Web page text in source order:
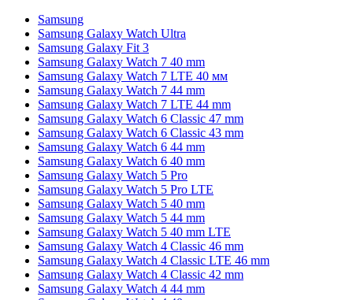
Samsung
Samsung Galaxy Watch Ultra
Samsung Galaxy Fit 3
Samsung Galaxy Watch 7 40 mm
Samsung Galaxy Watch 7 LTE 40 мм
Samsung Galaxy Watch 7 44 mm
Samsung Galaxy Watch 7 LTE 44 mm
Samsung Galaxy Watch 6 Classic 47 mm
Samsung Galaxy Watch 6 Classic 43 mm
Samsung Galaxy Watch 6 44 mm
Samsung Galaxy Watch 6 40 mm
Samsung Galaxy Watch 5 Pro
Samsung Galaxy Watch 5 Pro LTE
Samsung Galaxy Watch 5 40 mm
Samsung Galaxy Watch 5 44 mm
Samsung Galaxy Watch 5 40 mm LTE
Samsung Galaxy Watch 4 Classic 46 mm
Samsung Galaxy Watch 4 Classic LTE 46 mm
Samsung Galaxy Watch 4 Classic 42 mm
Samsung Galaxy Watch 4 44 mm